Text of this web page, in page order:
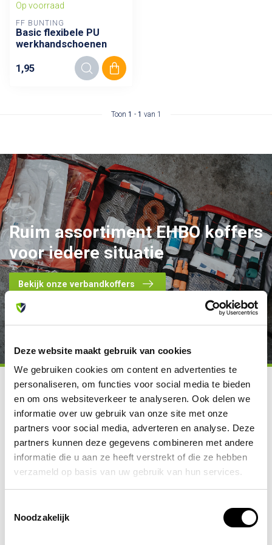
Deze website maakt gebruik van cookies
We gebruiken cookies om content en advertenties te
personaliseren, om functies voor social media te bieden
en om ons websiteverkeer te analyseren. Ook delen we
informatie over uw gebruik van onze site met onze
partners voor social media, adverteren en analyse. Deze
partners kunnen deze gegevens combineren met andere
informatie die u aan ze heeft verstrekt of die ze hebben
verzameld op basis van uw gebruik van hun services.
Noodzakelijk
Op voorraad
FF BUNTING
Basic flexibele PU
werkhandschoenen
1,95
Toon 1 - 1 van 1
Ruim assortimentEHBO koffers
voor iedere situatie
Bekijk onze verbandkoffers
Allesveilig.nl - dé specialist op
het gebied van brand- en
veiligheidsartikelen
Allesveilig.nl is al sinds 2008 een vertrouwd adres op het gebied
ervaren klantenservice alle vakkundige kennis in huis om u te
adviseren en waar nodig te ondersteunen. Ons centrale